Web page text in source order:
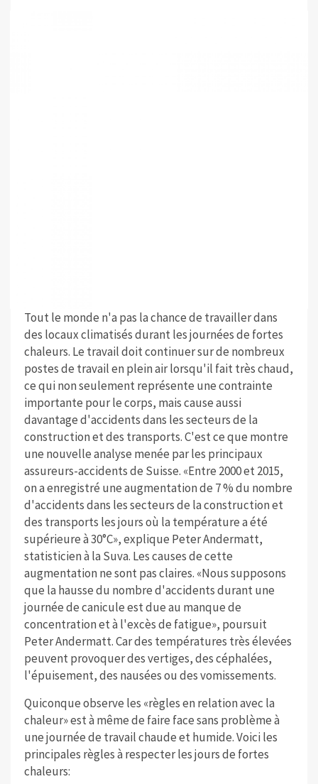
Tout le monde n'a pas la chance de travailler dans
des locaux climatisés durant les journées de fortes
chaleurs. Le travail doit continuer sur de nombreux
postes de travail en plein air lorsqu'il fait très chaud,
ce qui non seulement représente une contrainte
importante pour le corps, mais cause aussi
davantage d'accidents dans les secteurs de la
construction et des transports. C'est ce que montre
une nouvelle analyse menée par les principaux
assureurs-accidents de Suisse. «Entre 2000 et 2015,
on a enregistré une augmentation de 7 % du nombre
d'accidents dans les secteurs de la construction et
des transports les jours où la température a été
supérieure à 30°C», explique Peter Andermatt,
statisticien à la Suva. Les causes de cette
augmentation ne sont pas claires. «Nous supposons
que la hausse du nombre d'accidents durant une
journée de canicule est due au manque de
concentration et à l'excès de fatigue», poursuit
Peter Andermatt. Car des températures très élevées
peuvent provoquer des vertiges, des céphalées,
l'épuisement, des nausées ou des vomissements.
Quiconque observe les «règles en relation avec la
chaleur» est à même de faire face sans problème à
une journée de travail chaude et humide. Voici les
principales règles à respecter les jours de fortes
chaleurs: